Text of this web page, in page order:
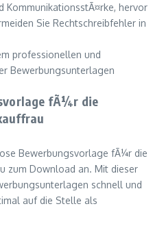
KommunikationsstÃ¤rke, hervor
Sie Rechtschreibfehler in
professionellen und
Bewerbungsunterlagen
fÃ¼r die
Bewerbungsvorlage fÃ¼r die
zum Download an. Mit dieser
schnell und
auf die Stelle als